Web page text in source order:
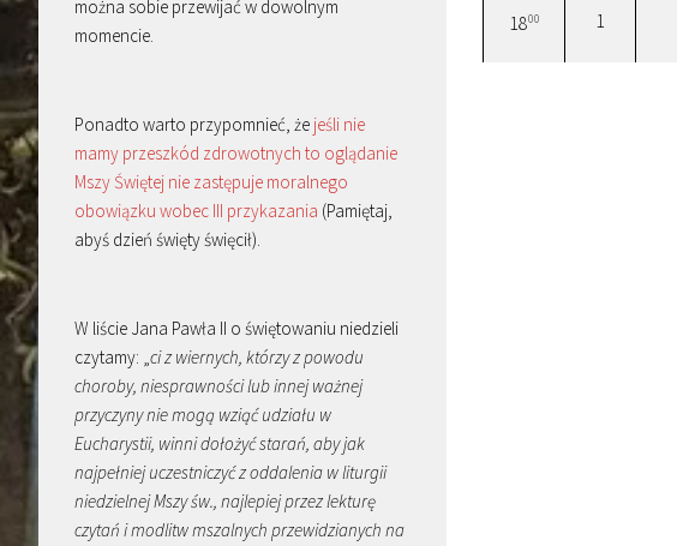
1800 1
można sobie przewijać w dowolnym
momencie.
Ponadto warto przypomnieć, że jeśli nie
mamy przeszkód zdrowotnych to oglądanie
Mszy Świętej nie zastępuje moralnego
obowiązku wobec III przykazania (Pamiętaj,
abyś dzień święty święcił).
W liście Jana Pawła II o świętowaniu niedzieli
czytamy: „ci z wiernych, którzy z powodu
choroby, niesprawności lub innej ważnej
przyczyny nie mogą wziąć udziału w
Eucharystii, winni dołożyć starań, aby jak
najpełniej uczestniczyć z oddalenia w liturgii
niedzielnej Mszy św., najlepiej przez lekturę
czytań i modlitw mszalnych przewidzianych na